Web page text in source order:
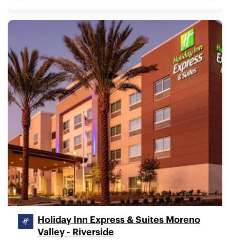
Holiday Inn Express & Suites Moreno
Valley - Riverside